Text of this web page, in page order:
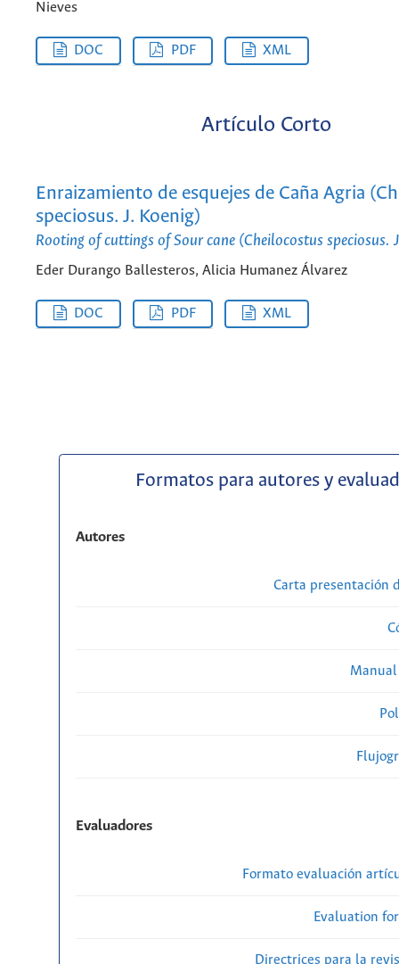
Nieves
DOC PDF XML
Artículo Corto
Enraizamiento de esquejes de Caña Agria
speciosus. J. Koenig)
Rooting of cuttings of Sour cane (Cheilocostus speciosus.
Eder Durango Ballesteros, Alicia Humanez Álvarez
DOC PDF XML
Formatos para autores y
Autores
Carta presentación
Evaluadores
Formato evaluación
Evaluation
Directrices para la